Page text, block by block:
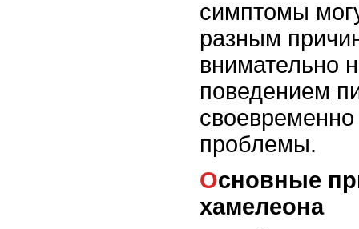
симптомы
разным
внимательно
поведением
своевременно
проблемы.
Основные причины вялости
хамелеона